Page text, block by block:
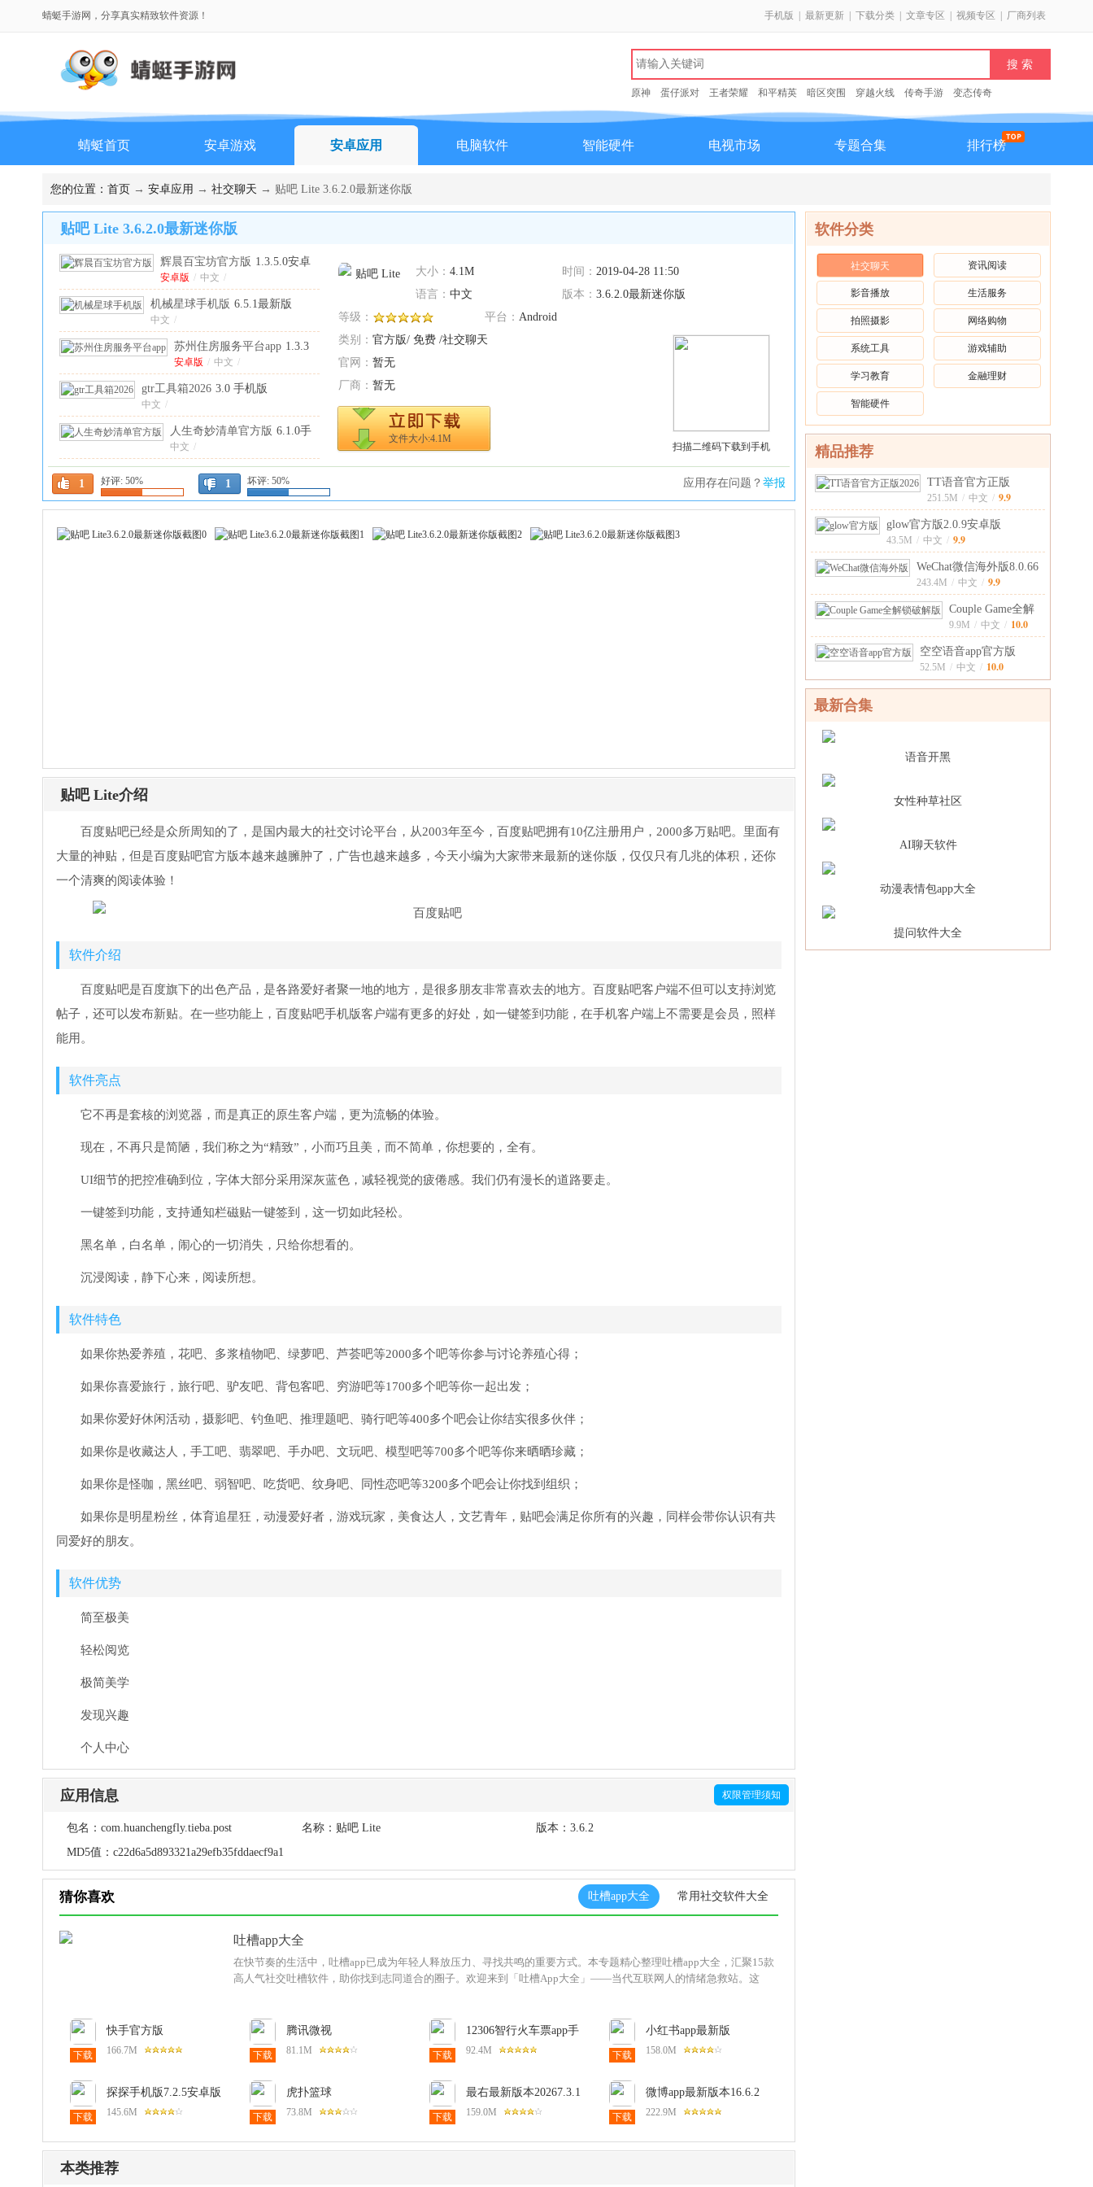
蜻蜓手游网，分享真实精致软件资源！ 手机版 最新更新 下载分类 文章专区 视频专区 厂商列表
原神 蛋仔派对 王者荣耀 和平精英 暗区突围 穿越火线 传奇手游 变态传奇
蜻蜓首页 安卓游戏 安卓应用 电脑软件 智能硬件 电视市场 专题合集 排行榜
您的位置： 首页 → 安卓应用 → 社交聊天 → 贴吧 Lite 3.6.2.0最新迷你版
贴吧 Lite 3.6.2.0最新迷你版
大小： 4.1M 时间： 2019-04-28 11:50
语言： 中文 版本： 3.6.2.0最新迷你版
等级：
平台： Android
类别： 官方版/ 免费 /社交聊天
官网： 暂无
厂商： 暂无
文件大小:4.1M
1 好评: 50% 1 坏评: 50% 应用存在问题？ 举报
辉晨百宝坊官方版 1.3.5.0安卓
版
安卓版 / 中文 /
机械星球手机版 6.5.1最新版
中文 /
苏州住房服务平台app 1.3.3
安卓版
安卓版 / 中文 /
gtr工具箱2026 3.0 手机版
中文 /
人生奇妙清单官方版 6.1.0手
机版
中文 /
音乐下载器安卓版 1.0官方版
官方版 中文
卓版
安卓版 / 中文 /
扫描二维码下载到手机
贴吧 Lite介绍
百度贴吧已经是众所周知的了，是国内最大的社交讨论平台，从2003年至今，百度贴吧拥有10亿注册用户，2000多万贴吧。里面有
大量的神贴，但是百度贴吧官方版本越来越臃肿了，广告也越来越多，今天小编为大家带来最新的迷你版，仅仅只有几兆的体积，还你
一个清爽的阅读体验！
软件介绍
百度贴吧是百度旗下的出色产品，是各路爱好者聚一地的地方，是很多朋友非常喜欢去的地方。百度贴吧客户端不但可以支持浏览
帖子，还可以发布新贴。在一些功能上，百度贴吧手机版客户端有更多的好处，如一键签到功能，在手机客户端上不需要是会员，照样
能用。
软件亮点
它不再是套核的浏览器，而是真正的原生客户端，更为流畅的体验。
现在，不再只是简陋，我们称之为“精致”，小而巧且美，而不简单，你想要的，全有。
UI细节的把控准确到位，字体大部分采用深灰蓝色，减轻视觉的疲倦感。我们仍有漫长的道路要走。
一键签到功能，支持通知栏磁贴一键签到，这一切如此轻松。
黑名单，白名单，闹心的一切消失，只给你想看的。
沉浸阅读，静下心来，阅读所想。
软件特色
如果你热爱养殖，花吧、多浆植物吧、绿萝吧、芦荟吧等2000多个吧等你参与讨论养殖心得；
如果你喜爱旅行，旅行吧、驴友吧、背包客吧、穷游吧等1700多个吧等你一起出发；
如果你爱好休闲活动，摄影吧、钓鱼吧、推理题吧、骑行吧等400多个吧会让你结实很多伙伴；
如果你是收藏达人，手工吧、翡翠吧、手办吧、文玩吧、模型吧等700多个吧等你来晒晒珍藏；
如果你是怪咖，黑丝吧、弱智吧、吃货吧、纹身吧、同性恋吧等3200多个吧会让你找到组织；
如果你是明星粉丝，体育追星狂，动漫爱好者，游戏玩家，美食达人，文艺青年，贴吧会满足你所有的兴趣，同样会带你认识有共
同爱好的朋友。
软件优势
简至极美
轻松阅览
极简美学
发现兴趣
个人中心
应用信息 权限管理须知
包名： com.huanchengfly.tieba.post 名称： 贴吧 Lite 版本：3.6.2
MD5值： c22d6a5d893321a29efb35fddaecf9a1
猜你喜欢 吐槽app大全 常用社交软件大全
吐槽app大全
在快节奏的生活中，吐槽app已成为年轻人释放压力、寻找共鸣的重要方式。本专题精心整理吐槽app大全，汇聚15款
高人气社交吐槽软件，助你找到志同道合的圈子。欢迎来到「吐槽App大全」——当代互联网人的情绪急救站。这
下载
快手官方版
14.5.30.48727安卓版
166.7M 下载
腾讯微视
app8.170.0.591官方版
81.1M 下载
12306智行火车票app手
机版10.23.0安卓版
92.4M 下载
小红书app最新版
20269.34.4安卓版
158.0M
下载
探探手机版7.2.5安卓版
145.6M 下载
虎扑篮球
nba8.2.48.06171安卓版
73.8M 下载
最右最新版本20267.3.1
安卓版
159.0M 下载
微博app最新版本16.6.2
安卓版
222.9M
本类推荐
软件分类
社交聊天 资讯阅读
影音播放 生活服务
拍照摄影 网络购物
系统工具 游戏辅助
学习教育 金融理财
智能硬件
精品推荐
TT语音官方正版
20266.82.5安卓
251.5M / 中文 / 9.9
glow官方版2.0.9安卓版
43.5M / 中文 / 9.9
WeChat微信海外版8.0.66
安卓版
243.4M / 中文 / 9.9
Couple Game全解
锁破解版2.5.1
9.9M / 中文 / 10.0
空空语音app官方版
2.9.0.0安卓
52.5M / 中文 / 10.0
最新合集
语音开黑
女性种草社区
AI聊天软件
动漫表情包app大全
提问软件大全